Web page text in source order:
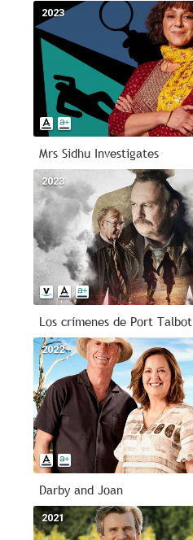
2023
Mrs Sidhu Investigates
2023
Los crímenes de Port Talbot
2022
Darby and Joan
2021